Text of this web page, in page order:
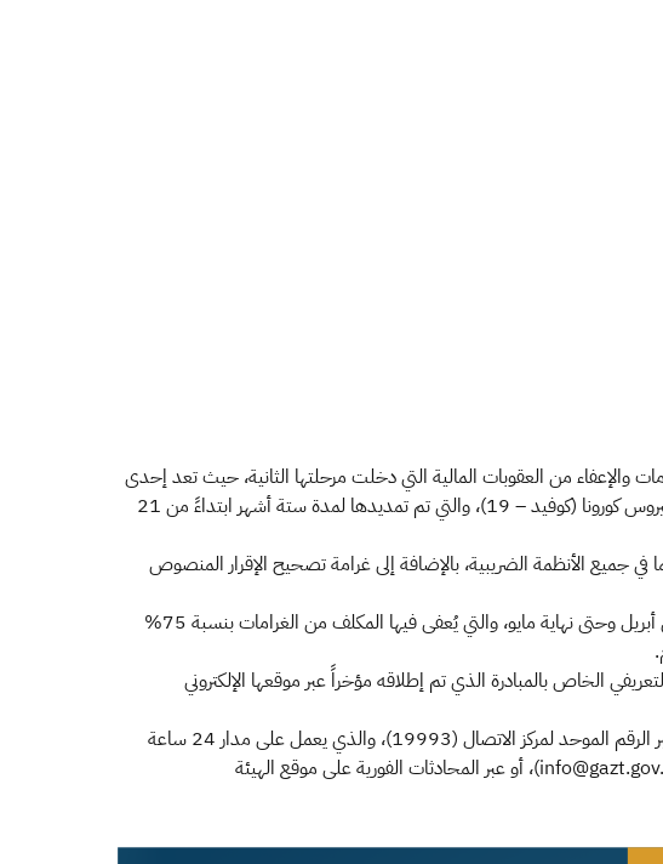
والإعفاء من العقوبات المالية التي دخلت مرحلتها الثانية، حيث تعد إحدى
مبادرات الهيئة الهادفة إلى تخفيف الأثر المالي والاقتصادي على القطاع الخاص نتيجة الإجراءات المتخذة لمواجهة انتشار فيروس كورونا (كوفيد – 19)، والتي تم تمديدها لمدة ستة أشهر ابتداءً من 21
جميع الأنظمة الضريبية، بالإضافة إلى غرامة تصحيح الإقرار المنصوص
وأشارت هيئة الزكاة والدخل إلى أن المبادرة تتضمن مراحل ثلاث، الأولى انتهت بنهاية شهر مارس الماضي، والثانية ابتداءً من أبريل وحتى نهاية مايو، والتي يُعفى فيها المكلف من الغرامات بنسبة 75%
الخاص بالمبادرة الذي تم إطلاقه مؤخراً عبر موقعها الإلكتروني
كما نوهت بأنه بإمكان الراغبين في الحصول على معلومات إضافية بشأن المبادرة وخدمات الهيئة الأخرى؛ التواصل معها عبر الرقم الموحد لمركز الاتصال (19993)، والذي يعمل على مدار 24 ساعة
طوال أيام الأسبوع، أو من خلال حساب العناية بالعملاء على تويتر (@Gazt_care)، أو البريد الإلكتروني الخاص بالهيئة (info@gazt.gov.sa)، أو عبر المحادثات الفورية على موقع الهيئة